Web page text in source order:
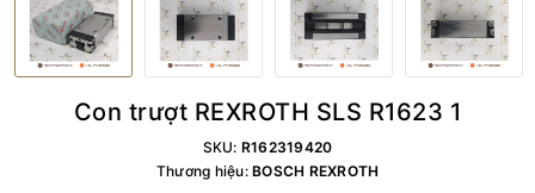
Con trượt REXROTH SLS R1623 1
SKU: R162319420
Thương hiệu: BOSCH REXROTH